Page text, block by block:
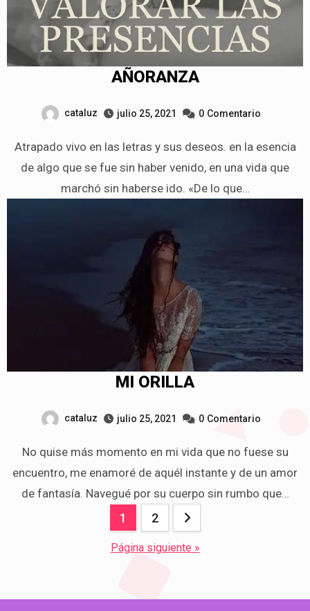
AÑORANZA
cataluz julio 25, 2021 0 Comentario
Atrapado vivo en las letras y sus deseos. en la esencia
de algo que se fue sin haber venido, en una vida que
marchó sin haberse ido. «De lo que…
MI ORILLA
cataluz julio 25, 2021 0 Comentario
No quise más momento en mi vida que no fuese su
encuentro, me enamoré de aquél instante y de un amor
de fantasía. Navegué por su cuerpo sin rumbo que…
Navegación
1 2
Página siguiente »